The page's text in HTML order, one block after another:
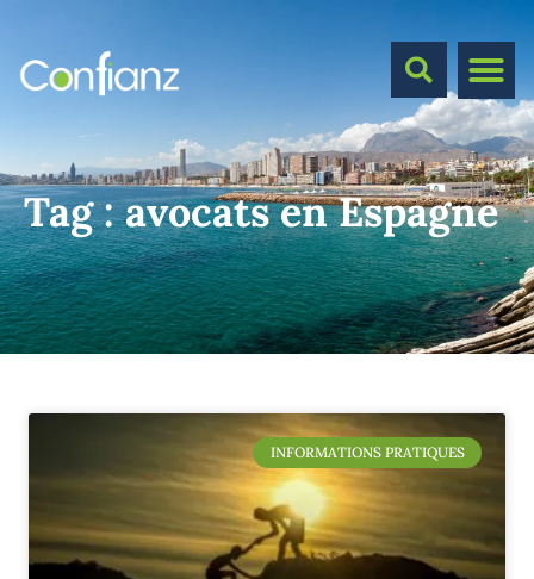
Tag :avocats en Espagne
INFORMATIONS PRATIQUES